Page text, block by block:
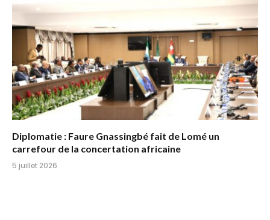
Diplomatie : Faure Gnassingbé fait de Lomé un
carrefour de la concertation africaine
5 juillet 2026